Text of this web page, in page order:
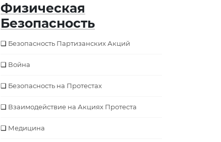
Физическая
Безопасность
Безопасность Партизанских Акций
Война
Безопасность на Протестах
Взаимодействие на Акциях Протеста
Медицина